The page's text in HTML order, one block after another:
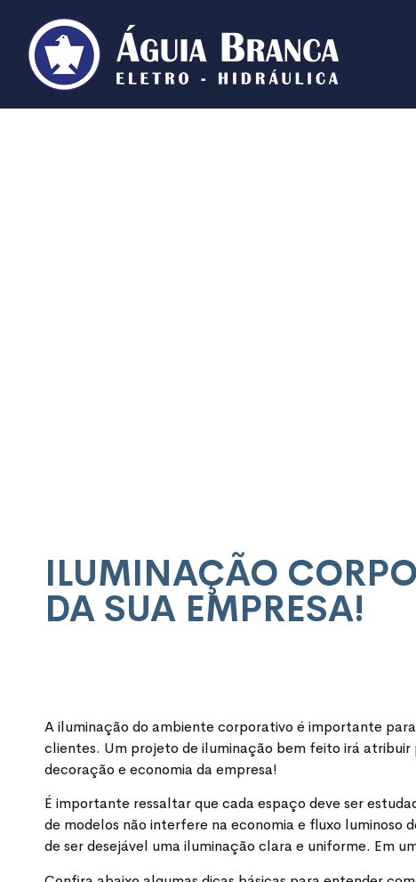
ILUMINAÇÃO
DA SUA EMPRESA!
A iluminação do ambiente corporativo é importante
clientes. Um projeto de iluminação bem feito irá
decoração e economia da empresa!
É importante ressaltar que cada espaço deve ser
de modelos não interfere na economia e fluxo luminoso
de ser desejável uma iluminação clara e uniforme. Em